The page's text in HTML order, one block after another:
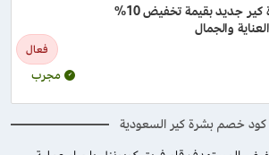
فعال
كود خصم موقع بشرة كير جديد بقيمة تخفيض 10%
والجمال
مجرب
كود خصم بشرة كير السعودية